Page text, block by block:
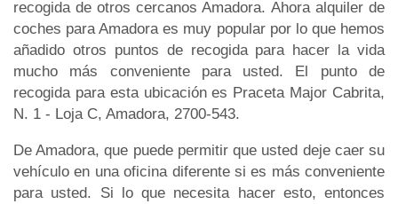
recogida de otros cercanos Amadora. Ahora alquiler de
coches para Amadora es muy popular por lo que hemos
añadido otros puntos de recogida para hacer la vida
mucho más conveniente para usted. El punto de
recogida para esta ubicación es Praceta Major Cabrita,
N. 1 - Loja C, Amadora, 2700-543.
De Amadora, que puede permitir que usted deje caer su
vehículo en una oficina diferente si es más conveniente
para usted. Si lo que necesita hacer esto, entonces